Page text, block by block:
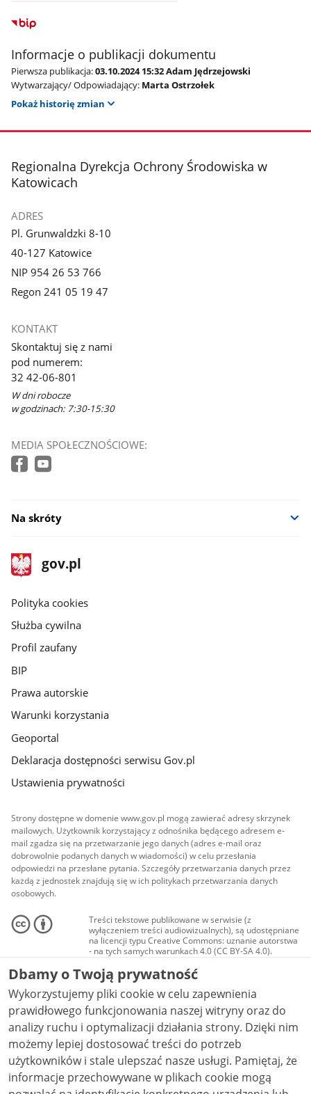
Informacje o publikacji dokumentu
Pierwsza publikacja:03.10.2024 15:32 Adam Jędrzejowski
Wytwarzający/ Odpowiadający: Marta Ostrzołek
Pokaż historię zmian
stopka
Regionalna Dyrekcja Ochrony Środowiska w
Katowicach
ADRES
Pl. Grunwaldzki 8-10
40-127 Katowice
NIP 954 26 53 766
Regon 241 05 19 47
KONTAKT
Skontaktuj się z nami
pod numerem:
32 42-06-801
W dni robocze
w godzinach: 7:30-15:30
MEDIA SPOŁECZNOŚCIOWE:
Na skróty
stopka
gov.pl
Strona
gov.pl
gov.pl
Polityka cookies
Służba cywilna
Profil zaufany
BIP
Prawa autorskie
Warunki korzystania
Geoportal
Deklaracja dostępności serwisu Gov.pl
Ustawienia prywatności
Strony dostępne w domenie www.gov.pl mogą zawierać adresy skrzynek
mailowych. Użytkownik korzystający z odnośnika będącego adresem e-
mail zgadza się na przetwarzanie jego danych (adres e-mail oraz
dobrowolnie podanych danych w wiadomości) w celu przesłania
odpowiedzi na przesłane pytania. Szczegóły przetwarzania danych przez
każdą z jednostek znajdują się w ich politykach przetwarzania danych
osobowych.
Treści tekstowe publikowane w serwisie (z
wyłączeniem treści audiowizualnych), są udostępniane
na licencji typu Creative Commons: uznanie autorstwa
- na tych samych warunkach 4.0 (CC BY-SA 4.0).
Materiały audiowizualne, w tym zdjęcia, materiały
audio i wideo, są udostępniane na licencji typu
Creative Commons: uznanie autorstwa użycie
niekomercyjne - bez utworów zależnych 4.0 (CC BY-
NC-ND 4.0), o ile nie jest to stwierdzone inaczej.
Dbamy o Twoją prywatność
Wykorzystujemy pliki cookie w celu zapewnienia
prawidłowego funkcjonowania naszej witryny oraz do
analizy ruchu i optymalizacji działania strony. Dzięki nim
możemy lepiej dostosować treści do potrzeb
użytkowników i stale ulepszać nasze usługi. Pamiętaj, że
informacje przechowywane w plikach cookie mogą